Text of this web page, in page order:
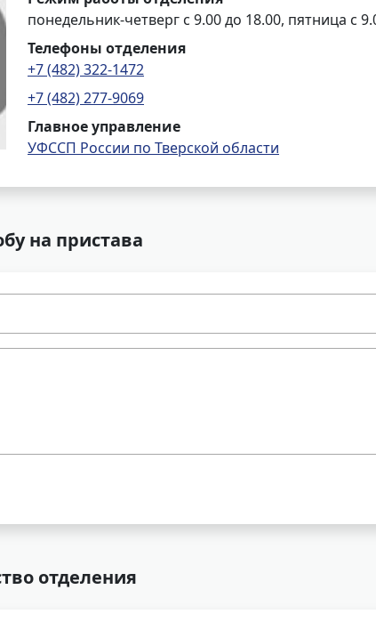
понедельник-четверг с 9.00 до 18.00, пятница с
Телефоны отделения
+7 (482) 322-1472
+7 (482) 277-9069
Главное управление
УФССП России по Тверской области
на пристава
отделения